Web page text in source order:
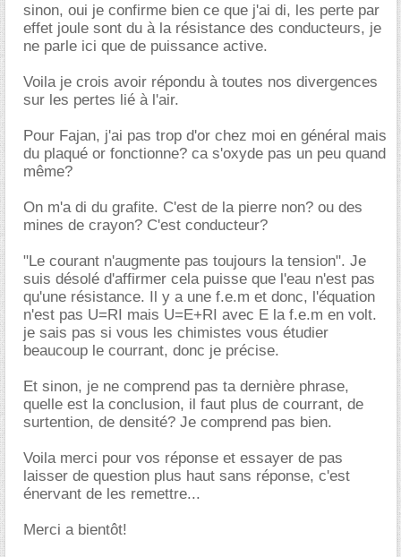
sinon, oui je confirme bien ce que j'ai di, les perte par
effet joule sont du à la résistance des conducteurs, je
ne parle ici que de puissance active.
Voila je crois avoir répondu à toutes nos divergences
sur les pertes lié à l'air.
Pour Fajan, j'ai pas trop d'or chez moi en général mais
du plaqué or fonctionne? ca s'oxyde pas un peu quand
même?
On m'a di du grafite. C'est de la pierre non? ou des
mines de crayon? C'est conducteur?
"Le courant n'augmente pas toujours la tension". Je
suis désolé d'affirmer cela puisse que l'eau n'est pas
qu'une résistance. Il y a une f.e.m et donc, l'équation
n'est pas U=RI mais U=E+RI avec E la f.e.m en volt.
je sais pas si vous les chimistes vous étudier
beaucoup le courrant, donc je précise.
Et sinon, je ne comprend pas ta dernière phrase,
quelle est la conclusion, il faut plus de courrant, de
surtention, de densité? Je comprend pas bien.
Voila merci pour vos réponse et essayer de pas
laisser de question plus haut sans réponse, c'est
énervant de les remettre...
Merci a bientôt!